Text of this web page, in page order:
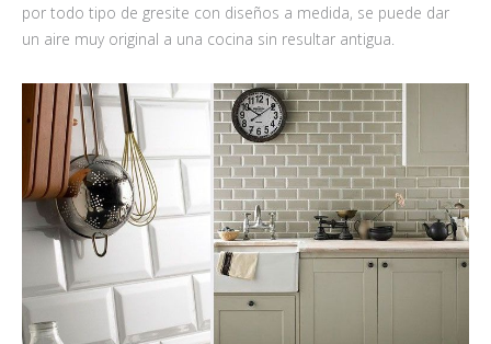
por todo tipo de gresite con diseños a medida, se puede dar
un aire muy original a una cocina sin resultar antigua.